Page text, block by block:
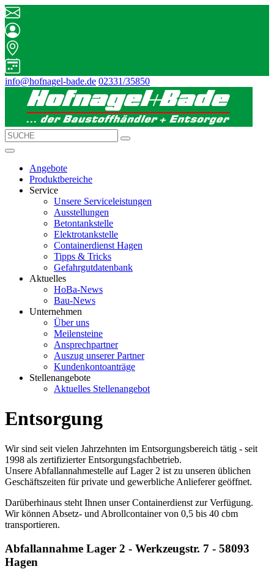
info@hofnagel-bade.de 02331/35850
Angebote
Produktbereiche
Service
Unsere Serviceleistungen
Ausstellungen
Betontankstelle
Elektrotankstelle
Containerdienst Hagen
Tipps & Tricks
Gefahrgutdatenbank
Aktuelles
HoBa-News
Bau-News
Unternehmen
Über uns
Meilensteine
Ansprechpartner
Auszug unserer Partner
Kundenkontoanträge
Stellenangebote
Aktuelles Stellenangebot
Entsorgung
Wir sind seit vielen Jahrzehnten im Entsorgungsbereich tätig - seit
1998 als zertifizierter Entsorgungsfachbetrieb.
Unsere Abfallannahmestelle auf Lager 2 ist zu unseren üblichen
Geschäftszeiten für private und gewerbliche Anlieferer geöffnet.
Darüberhinaus steht Ihnen unser Containerdienst zur Verfügung.
Wir können Absetz- und Abrollcontainer von 0,5 bis 40 cbm
transportieren.
Abfallannahme Lager 2 - Werkzeugstr. 7 - 58093
Hagen